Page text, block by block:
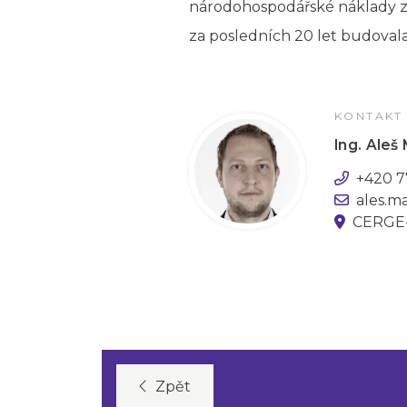
národohospodářské náklady
za posledních 20 let
KONTAKT
Ing. Aleš
+420
Zpět